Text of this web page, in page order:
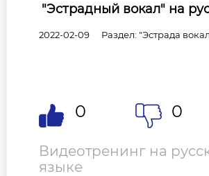
"Эстрадный вокал" на
2022-02-09 Раздел: "Эстрада
0 0
Видеотренинг на
языке